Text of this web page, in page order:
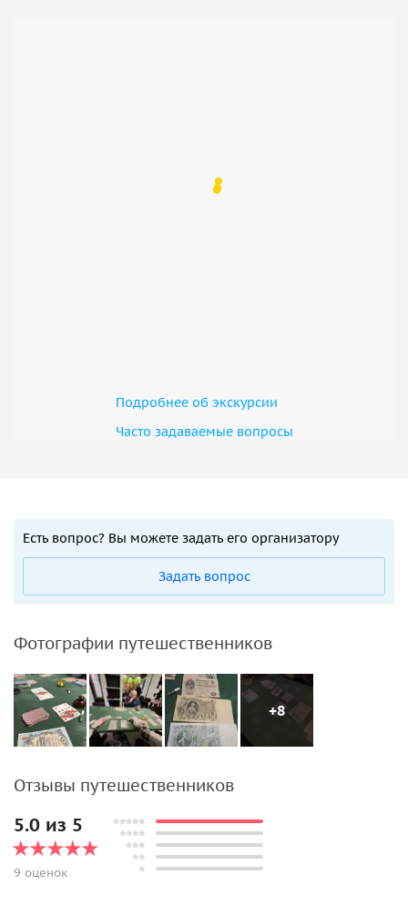
Подробнее об экскурсии
Часто задаваемые вопросы
Есть вопрос? Вы можете задать его организатору
Задать вопрос
Фотографии путешественников
+8
Отзывы путешественников
5.0 из 5
9 оценок